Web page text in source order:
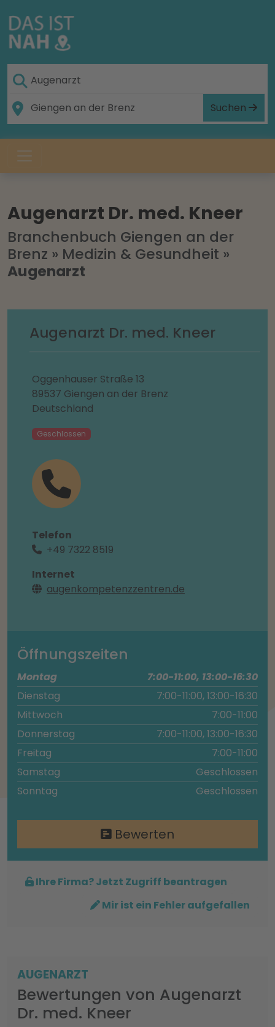
Suchen
Augenarzt Dr. med. Kneer
Branchenbuch Giengen an der
Brenz » Medizin & Gesundheit »
Augenarzt
Augenarzt Dr. med. Kneer
Oggenhauser Straße 13
89537 Giengen an der Brenz
Deutschland
Geschlossen
Telefon
+49 7322 8519
Internet
augenkompetenzzentren.de
Öffnungszeiten
Montag
7:00-11:00, 13:00-16:30
Dienstag
7:00-11:00, 13:00-16:30
Mittwoch
7:00-11:00
Donnerstag
7:00-11:00, 13:00-16:30
Freitag
7:00-11:00
Samstag
Geschlossen
Sonntag
Geschlossen
Bewerten
Ihre Firma? Jetzt Zugriff beantragen
Mir ist ein Fehler aufgefallen
AUGENARZT
Bewertungen von Augenarzt
Dr. med. Kneer